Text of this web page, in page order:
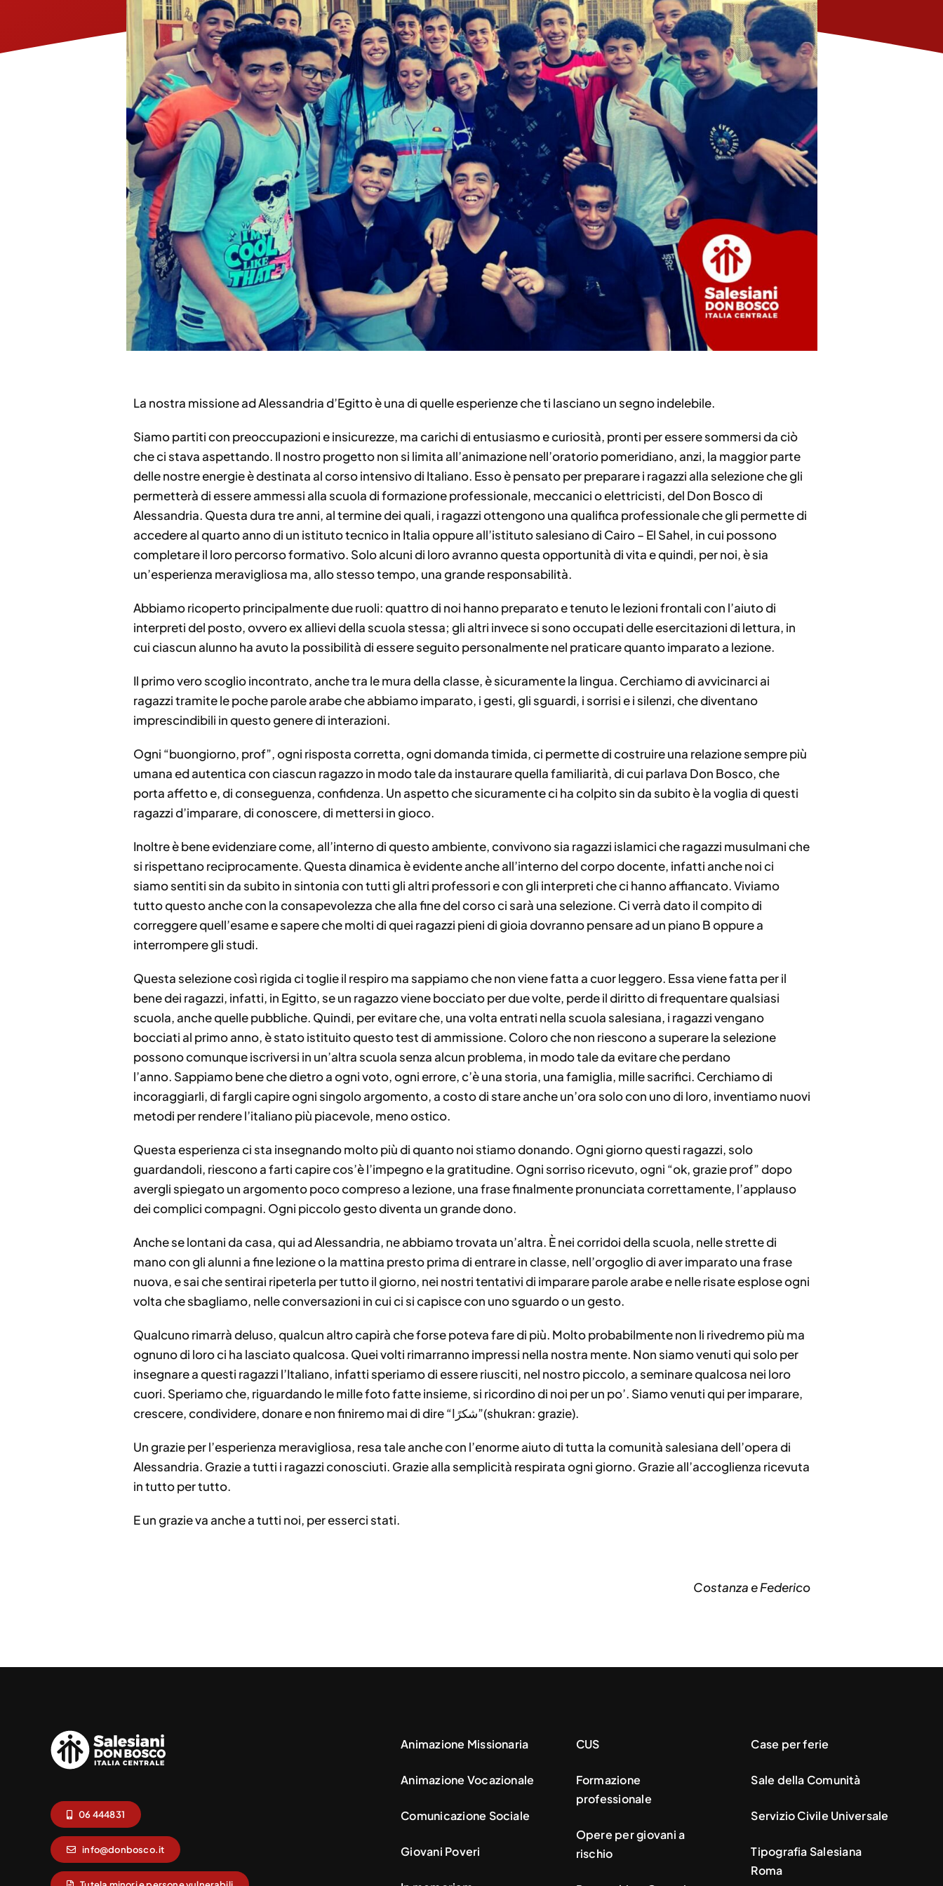
La nostra missione ad Alessandria d’Egitto è una di quelle esperienze che ti lasciano un segno indelebile.
Siamo partiti con preoccupazioni e insicurezze, ma carichi di entusiasmo e curiosità, pronti per essere sommersi da ciò
che ci stava aspettando. Il nostro progetto non si limita all’animazione nell’oratorio pomeridiano, anzi, la maggior parte
delle nostre energie è destinata al corso intensivo di Italiano. Esso è pensato per preparare i ragazzi alla selezione che gli
permetterà di essere ammessi alla scuola di formazione professionale, meccanici o elettricisti, del Don Bosco di
Alessandria. Questa dura tre anni, al termine dei quali, i ragazzi ottengono una qualifica professionale che gli permette di
accedere al quarto anno di un istituto tecnico in Italia oppure all’istituto salesiano di Cairo – El Sahel, in cui possono
completare il loro percorso formativo. Solo alcuni di loro avranno questa opportunità di vita e quindi, per noi, è sia
un’esperienza meravigliosa ma, allo stesso tempo, una grande responsabilità.
Abbiamo ricoperto principalmente due ruoli: quattro di noi hanno preparato e tenuto le lezioni frontali con l’aiuto di
interpreti del posto, ovvero ex allievi della scuola stessa; gli altri invece si sono occupati delle esercitazioni di lettura, in
cui ciascun alunno ha avuto la possibilità di essere seguito personalmente nel praticare quanto imparato a lezione.
Il primo vero scoglio incontrato, anche tra le mura della classe, è sicuramente la lingua. Cerchiamo di avvicinarci ai
ragazzi tramite le poche parole arabe che abbiamo imparato, i gesti, gli sguardi, i sorrisi e i silenzi, che diventano
imprescindibili in questo genere di interazioni.
Ogni “buongiorno, prof”, ogni risposta corretta, ogni domanda timida, ci permette di costruire una relazione sempre più
umana ed autentica con ciascun ragazzo in modo tale da instaurare quella familiarità, di cui parlava Don Bosco, che
porta affetto e, di conseguenza, confidenza. Un aspetto che sicuramente ci ha colpito sin da subito è la voglia di questi
ragazzi d’imparare, di conoscere, di mettersi in gioco.
Inoltre è bene evidenziare come, all’interno di questo ambiente, convivono sia ragazzi islamici che ragazzi musulmani che
si rispettano reciprocamente. Questa dinamica è evidente anche all’interno del corpo docente, infatti anche noi ci
siamo sentiti sin da subito in sintonia con tutti gli altri professori e con gli interpreti che ci hanno affiancato. Viviamo
tutto questo anche con la consapevolezza che alla fine del corso ci sarà una selezione. Ci verrà dato il compito di
correggere quell’esame e sapere che molti di quei ragazzi pieni di gioia dovranno pensare ad un piano B oppure a
interrompere gli studi.
Questa selezione così rigida ci toglie il respiro ma sappiamo che non viene fatta a cuor leggero. Essa viene fatta per il
bene dei ragazzi, infatti, in Egitto, se un ragazzo viene bocciato per due volte, perde il diritto di frequentare qualsiasi
scuola, anche quelle pubbliche. Quindi, per evitare che, una volta entrati nella scuola salesiana, i ragazzi vengano
bocciati al primo anno, è stato istituito questo test di ammissione. Coloro che non riescono a superare la selezione
possono comunque iscriversi in un’altra scuola senza alcun problema, in modo tale da evitare che perdano
l’anno. Sappiamo bene che dietro a ogni voto, ogni errore, c’è una storia, una famiglia, mille sacrifici. Cerchiamo di
incoraggiarli, di fargli capire ogni singolo argomento, a costo di stare anche un’ora solo con uno di loro, inventiamo nuovi
metodi per rendere l’italiano più piacevole, meno ostico.
Questa esperienza ci sta insegnando molto più di quanto noi stiamo donando. Ogni giorno questi ragazzi, solo
guardandoli, riescono a farti capire cos’è l’impegno e la gratitudine. Ogni sorriso ricevuto, ogni “ok, grazie prof” dopo
avergli spiegato un argomento poco compreso a lezione, una frase finalmente pronunciata correttamente, l’applauso
dei complici compagni. Ogni piccolo gesto diventa un grande dono.
Anche se lontani da casa, qui ad Alessandria, ne abbiamo trovata un’altra. È nei corridoi della scuola, nelle strette di
mano con gli alunni a fine lezione o la mattina presto prima di entrare in classe, nell’orgoglio di aver imparato una frase
nuova, e sai che sentirai ripeterla per tutto il giorno, nei nostri tentativi di imparare parole arabe e nelle risate esplose ogni
volta che sbagliamo, nelle conversazioni in cui ci si capisce con uno sguardo o un gesto.
Qualcuno rimarrà deluso, qualcun altro capirà che forse poteva fare di più. Molto probabilmente non li rivedremo più ma
ognuno di loro ci ha lasciato qualcosa. Quei volti rimarranno impressi nella nostra mente. Non siamo venuti qui solo per
insegnare a questi ragazzi l’Italiano, infatti speriamo di essere riusciti, nel nostro piccolo, a seminare qualcosa nei loro
cuori. Speriamo che, riguardando le mille foto fatte insieme, si ricordino di noi per un po’. Siamo venuti qui per imparare,
crescere, condividere, donare e non finiremo mai di dire “‎شكرًا”(shukran: grazie).
Un grazie per l’esperienza meravigliosa, resa tale anche con l’enorme aiuto di tutta la comunità salesiana dell’opera di
Alessandria. Grazie a tutti i ragazzi conosciuti. Grazie alla semplicità respirata ogni giorno. Grazie all’accoglienza ricevuta
in tutto per tutto.
E un grazie va anche a tutti noi, per esserci stati.
Costanza e Federico
06 444831
info@donbosco.it
Animazione Missionaria
Animazione Vocazionale
Comunicazione Sociale
Giovani Poveri
CUS
Formazione
professionale
Opere per giovani a
rischio
Case per ferie
Sale della Comunità
Servizio Civile Universale
Tipografia Salesiana
Roma